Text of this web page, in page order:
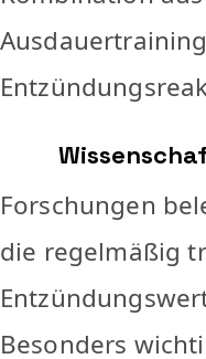
Forschungen
die regelmäßig
Besonders